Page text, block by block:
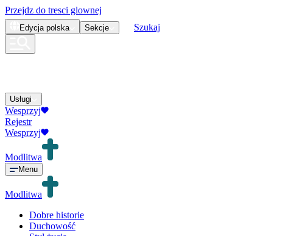
Przejdz do tresci glownej
Edycja polska Sekcje Szukaj
Usługi
Wesprzyj
Rejestr
Wesprzyj
Modlitwa
Menu
Modlitwa
Dobre historie
Duchowość